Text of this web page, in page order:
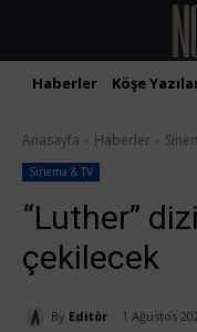
Haberler Köşe
Anasayfa Haberler
Sinema & TV
“Luther”
çekilecek
By Editör 1 Ağustos